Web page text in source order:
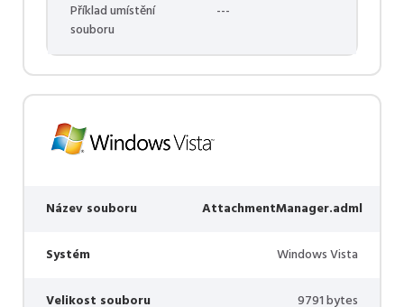
Příklad umístění
souboru
---
Název souboru AttachmentManager.adml
Systém Windows Vista
Velikost souboru 9791 bytes